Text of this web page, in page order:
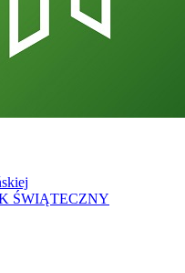
ŚWIĄTECZNY